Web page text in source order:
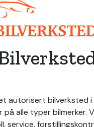
autorisert bilverksted
på alle typer
service,